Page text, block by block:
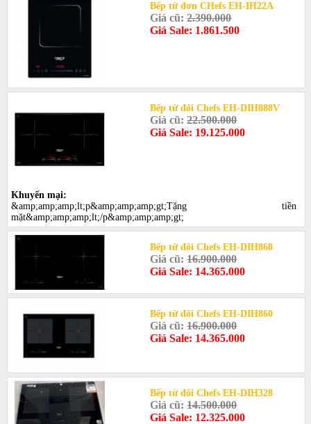
Bếp từ đơn CHefs EH-IH22A
Giá cũ:2.390.000
Giá Sale: 1.861.500
Bếp từ đôi Chefs EH-DIH888V
Giá cũ:22.500.000
Giá Sale: 19.125.000
Khuyến mại:
&amp;amp;amp;lt;p&amp;amp;amp;gt;Tặng tiền
mặt&amp;amp;amp;lt;/p&amp;amp;amp;gt;
Bếp từ đôi Chefs EH-DIH868
Giá cũ:16.900.000
Giá Sale: 14.365.000
Bếp từ đôi Chefs EH-DIH860
Giá cũ:16.900.000
Giá Sale: 14.365.000
Bếp từ đôi Chefs EH-DIH328
Giá cũ:14.500.000
Giá Sale: 12.325.000